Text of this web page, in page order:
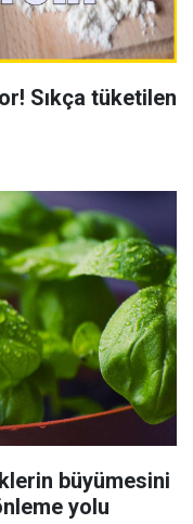
Sıkça tüketilen
büyümesini
yolu